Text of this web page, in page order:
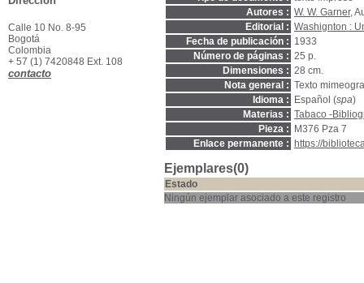
Autores : W. W. Garner,
Editorial : Washignton :
Fecha de publicación : 1933
Número de páginas : 25 p.
Dimensiones : 28 cm.
Nota general : Texto
Idioma :
Español (spa)
Materias : Tabaco -
Pieza :
M376 Pza 7
Enlace permanente :
https://
Ejemplares(0)
Estado
Ningún ejemplar asociado a este registro
Calle 10 No. 8-95
Bogotá
Colombia
+ 57 (1) 7420848 Ext. 108
contacto